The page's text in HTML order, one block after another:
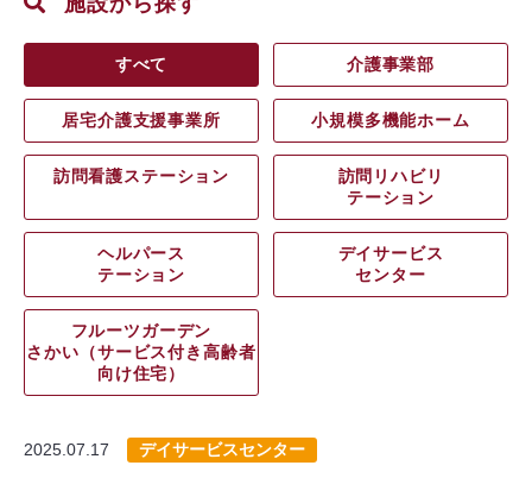
すべて 介護事業部
居宅介護支援事業所 小規模多機能ホーム
訪問看護ステーション
訪問リハビリ
テーション
ヘルパース
テーション
デイサービス
センター
フルーツガーデン
さかい（サービス付き高齢者
向け住宅）
2025.07.17 デイサービスセンター